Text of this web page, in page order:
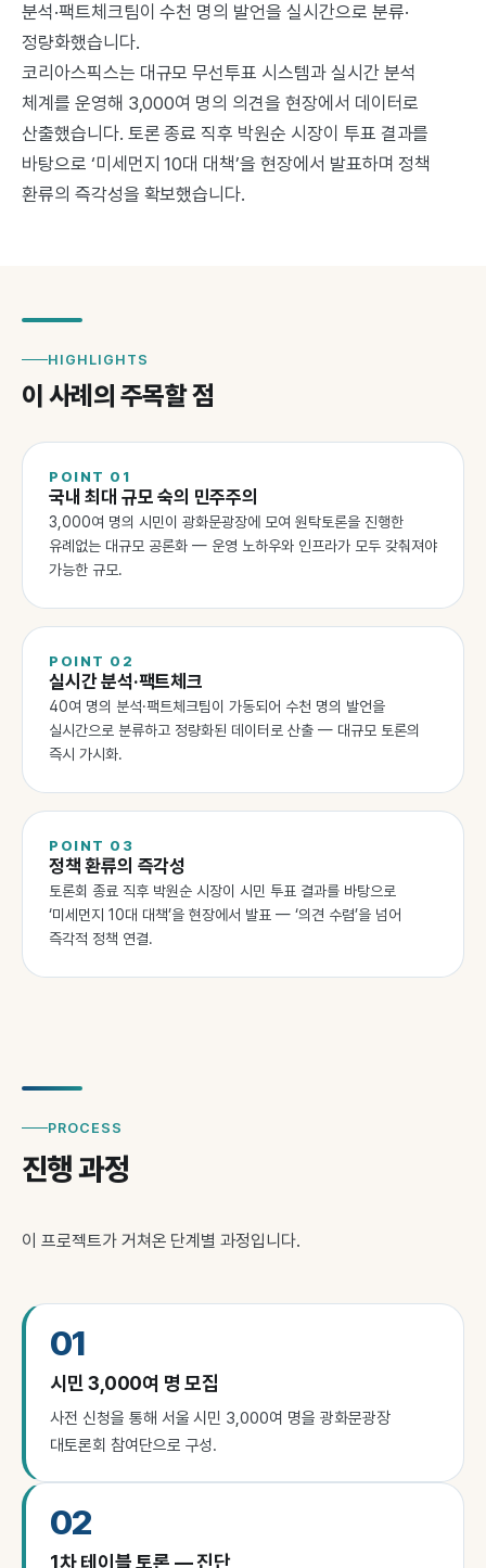
분석·팩트체크팀이 수천 명의 발언을 실시간으로 분류·
정량화했습니다.
코리아스픽스는 대규모 무선투표 시스템과 실시간 분석
체계를 운영해 3,000여 명의 의견을 현장에서 데이터로
산출했습니다. 토론 종료 직후 박원순 시장이 투표 결과를
바탕으로 ‘미세먼지 10대 대책’을 현장에서 발표하며 정책
환류의 즉각성을 확보했습니다.
HIGHLIGHTS
이 사례의 주목할 점
POINT 01
국내 최대 규모 숙의 민주주의
3,000여 명의 시민이 광화문광장에 모여 원탁토론을 진행한
유례없는 대규모 공론화 — 운영 노하우와 인프라가 모두 갖춰져야
가능한 규모.
POINT 02
실시간 분석·팩트체크
40여 명의 분석·팩트체크팀이 가동되어 수천 명의 발언을
실시간으로 분류하고 정량화된 데이터로 산출 — 대규모 토론의
즉시 가시화.
POINT 03
정책 환류의 즉각성
토론회 종료 직후 박원순 시장이 시민 투표 결과를 바탕으로
‘미세먼지 10대 대책’을 현장에서 발표 — ‘의견 수렴’을 넘어
즉각적 정책 연결.
PROCESS
진행 과정
이 프로젝트가 거쳐온 단계별 과정입니다.
01
시민 3,000여 명 모집
사전 신청을 통해 서울 시민 3,000여 명을 광화문광장
대토론회 참여단으로 구성.
02
1차 테이블 토론 — 진단